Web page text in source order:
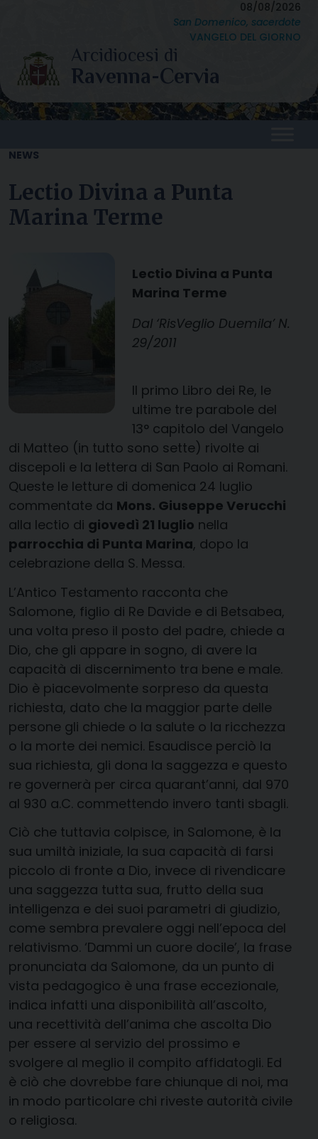
content
08/08/2026
San Domenico, sacerdote
VANGELO DEL GIORNO
NEWS
Lectio Divina a Punta
Marina Terme
Lectio Divina a Punta
Marina Terme
Dal ‘RisVeglio Duemila’ N.
29/2011
Il primo Libro dei Re, le
ultime tre parabole del
13° capitolo del Vangelo
di Matteo (in tutto sono sette) rivolte ai
discepoli e la lettera di San Paolo ai Romani.
Queste le letture di domenica 24 luglio
commentate da Mons. Giuseppe Verucchi
alla lectio di giovedì 21 luglio nella
parrocchia di Punta Marina, dopo la
celebrazione della S. Messa.
L’Antico Testamento racconta che
Salomone, figlio di Re Davide e di Betsabea,
una volta preso il posto del padre, chiede a
Dio, che gli appare in sogno, di avere la
capacità di discernimento tra bene e male.
Dio è piacevolmente sorpreso da questa
richiesta, dato che la maggior parte delle
persone gli chiede o la salute o la ricchezza
o la morte dei nemici. Esaudisce perciò la
sua richiesta, gli dona la saggezza e questo
re governerà per circa quarant’anni, dal 970
al 930 a.C. commettendo invero tanti sbagli.
Ciò che tuttavia colpisce, in Salomone, è la
sua umiltà iniziale, la sua capacità di farsi
piccolo di fronte a Dio, invece di rivendicare
una saggezza tutta sua, frutto della sua
intelligenza e dei suoi parametri di giudizio,
come sembra prevalere oggi nell’epoca del
relativismo. ‘Dammi un cuore docile’, la frase
pronunciata da Salomone, da un punto di
vista pedagogico è una frase eccezionale,
indica infatti una disponibilità all’ascolto,
una recettività dell’anima che ascolta Dio
per essere al servizio del prossimo e
svolgere al meglio il compito affidatogli. Ed
è ciò che dovrebbe fare chiunque di noi, ma
in modo particolare chi riveste autorità civile
o religiosa.